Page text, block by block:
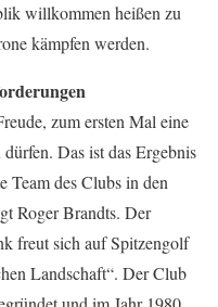
willkommen heißen zu
kämpfen werden.
zum ersten Mal eine
Das ist das Ergebnis
Team des Clubs in den
Roger Brandts. Der
freut sich auf Spitzengolf
Landschaft“. Der Club